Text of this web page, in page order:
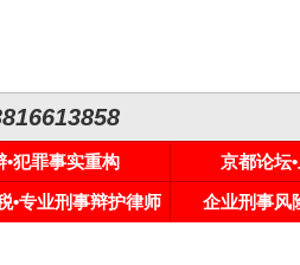
•犯罪事实重构 京都论坛
•专业刑事辩护律师 企业刑事风